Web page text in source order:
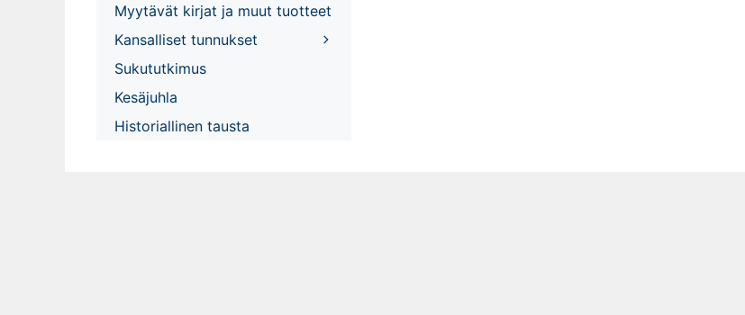
Myytävät kirjat ja muut tuotteet
Kansalliset tunnukset
Sukututkimus
Kesäjuhla
Historiallinen tausta